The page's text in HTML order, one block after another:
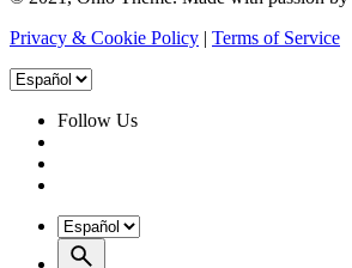
Privacy & Cookie Policy | Terms of Service
Follow Us